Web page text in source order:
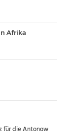
Afrika
für die Antonow